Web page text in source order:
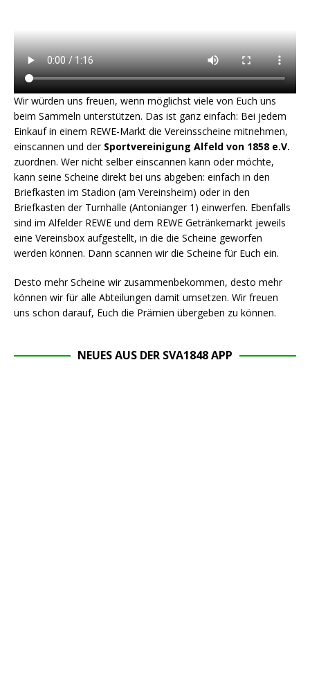
Wir würden uns freuen, wenn möglichst viele von Euch uns
beim Sammeln unterstützen. Das ist ganz einfach: Bei jedem
Einkauf in einem REWE-Markt die Vereinsscheine mitnehmen,
einscannen und der Sportvereinigung Alfeld von 1858 e.V.
zuordnen. Wer nicht selber einscannen kann oder möchte,
kann seine Scheine direkt bei uns abgeben: einfach in den
Briefkasten im Stadion (am Vereinsheim) oder in den
Briefkasten der Turnhalle (Antonianger 1) einwerfen. Ebenfalls
sind im Alfelder REWE und dem REWE Getränkemarkt jeweils
eine Vereinsbox aufgestellt, in die die Scheine geworfen
werden können. Dann scannen wir die Scheine für Euch ein.
Desto mehr Scheine wir zusammenbekommen, desto mehr
können wir für alle Abteilungen damit umsetzen. Wir freuen
uns schon darauf, Euch die Prämien übergeben zu können.
NEUES AUS DER SVA1848 APP